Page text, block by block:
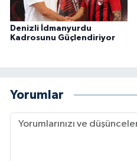
Denizli İdmanyurdu
Kadrosunu Güçlendiriyor
Yorumlar